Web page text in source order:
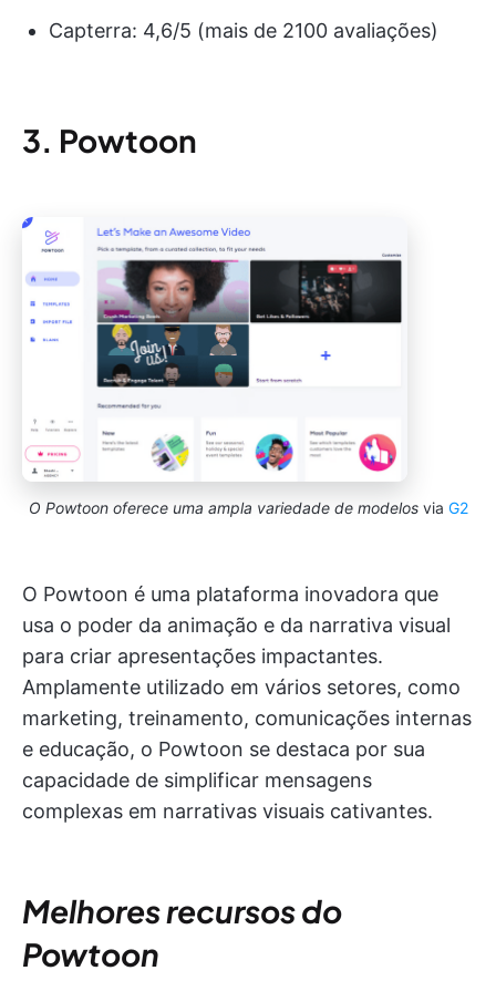
Capterra: 4,6/5 (mais de 2100 avaliações)
3. Powtoon
O Powtoon oferece uma ampla variedade de modelosvia G2
O Powtoon é uma plataforma inovadora que
usa o poder da animação e da narrativa visual
para criar apresentações impactantes.
Amplamente utilizado em vários setores, como
marketing, treinamento, comunicações internas
e educação, o Powtoon se destaca por sua
capacidade de simplificar mensagens
complexas em narrativas visuais cativantes.
Melhores recursos do
Powtoon